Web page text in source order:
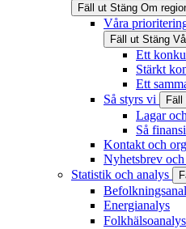
Fäll ut Stäng Om
Våra
Fäll ut Stäng
Ett
Stärkt
Ett
Så styrs vi
Fäll
Lagar
Så
Kontakt och
Nyhetsbrev och
Statistik och analys
Energianalys
Folkhälsoanalys